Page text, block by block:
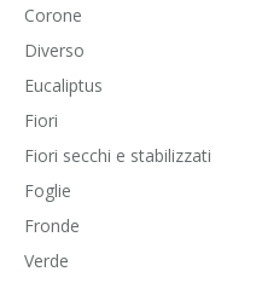
Corone
Diverso
Eucaliptus
Fiori
Fiori secchi e stabilizzati
Foglie
Fronde
Verde